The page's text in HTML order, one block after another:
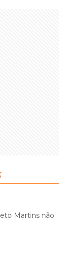
Martins não